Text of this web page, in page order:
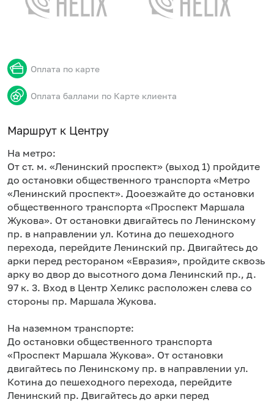
Оплата по карте
Оплата баллами по Карте клиента
Маршрут к Центру
На метро:
От ст. м. «Ленинский проспект» (выход 1) пройдите
до остановки общественного транспорта «Метро
«Ленинский проспект». Дооезжайте до остановки
общественного транспорта «Проспект Маршала
Жукова». От остановки двигайтесь по Ленинскому
пр. в направлении ул. Котина до пешеходного
перехода, перейдите Ленинский пр. Двигайтесь до
арки перед рестораном «Евразия», пройдите сквозь
арку во двор до высотного дома Ленинский пр., д.
97 к. 3. Вход в Центр Хеликс расположен слева со
стороны пр. Маршала Жукова.
На наземном транспорте:
До остановки общественного транспорта
«Проспект Маршала Жукова». От остановки
двигайтесь по Ленинскому пр. в направлении ул.
Котина до пешеходного перехода, перейдите
Ленинский пр. Двигайтесь до арки перед